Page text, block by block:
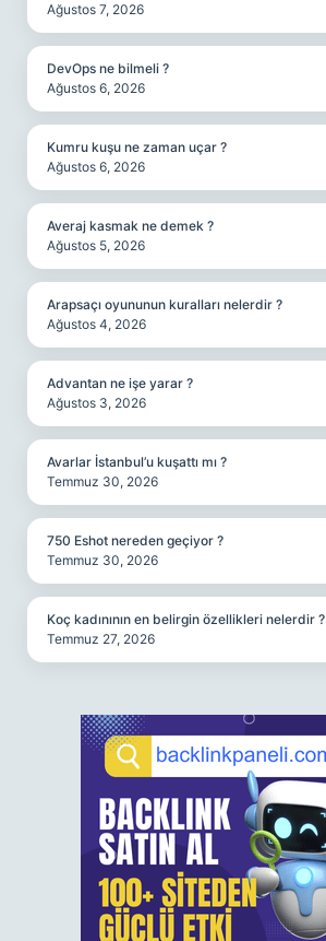
Ağustos 7, 2026
DevOps ne bilmeli ?
Ağustos 6, 2026
Kumru kuşu ne zaman uçar ?
Ağustos 6, 2026
Averaj kasmak ne demek ?
Ağustos 5, 2026
Arapsaçı oyununun kuralları nelerdir ?
Ağustos 4, 2026
Advantan ne işe yarar ?
Ağustos 3, 2026
Avarlar İstanbul’u kuşattı mı ?
Temmuz 30, 2026
750 Eshot nereden geçiyor ?
Temmuz 30, 2026
Koç kadınının en belirgin özellikleri nelerdir ?
Temmuz 27, 2026